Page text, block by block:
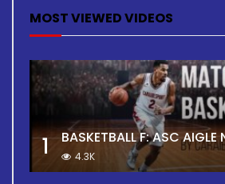
MOST VIEWED VIDEOS
1 4.3K